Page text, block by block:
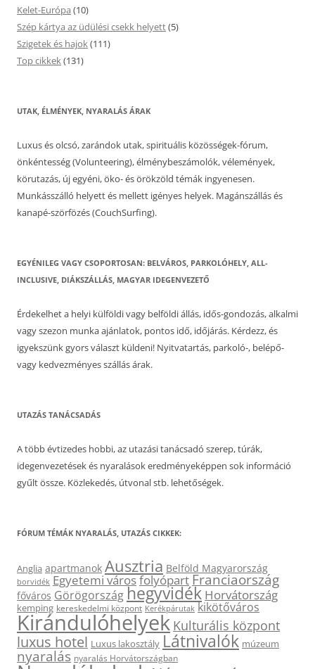
Kelet-Európa (10)
Szép kártya az üdülési csekk helyett(5)
Szigetek és hajok(111)
Top cikkek(131)
UTAK, ÉLMÉNYEK, NYARALÁS ÁRAK
Luxus és olcsó, zarándok utak, spirituális közösségek-fórum,
önkéntesség (Volunteering), élménybeszámolók, vélemények,
körutazás, új egyéni, öko- és örökzöld témák ingyenesen.
Munkásszálló helyett és mellett igényes helyek. Magánszállás és
kanapé-szörfözés (CouchSurfing).
EGYÉNILEG VAGY CSOPORTOSAN: BELVÁROS, PARKOLÓHELY, ALL-
INCLUSIVE, DIÁKSZÁLLÁS, MAGYAR IDEGENVEZETŐ
Érdekelhet a helyi külföldi vagy belföldi állás, idős-gondozás, alkalmi
vagy szezon munka ajánlatok, pontos idő, időjárás. Kérdezz, és
igyekszünk gyors választ küldeni! Nyitvatartás, parkoló-, belépő-
vagy kedvezményes szállás árak.
UTAZÁS TANÁCSADÁS
A több évtizedes hobbi, az utazási tanácsadó szerep, túrák,
idegenvezetések és nyaralások eredményeképpen sok információ
gyűlt össze. Közlekedés, útvonal stb. lehetőségek.
FÓRUM TÉMÁK NYARALÁS, UTAZÁS CIKKEK:
Anglia apartmanok Ausztria Belföld Magyarország
borvidék Egyetemi városfolyópartFranciaország
főváros Görögországhegyvidék Horvátország
kemping kereskedelmi központ Kerékpárutak kikötőváros
Kirándulóhelyek Kulturális központ
luxus hotel Luxus lakosztály Látnivalók múzeum
nyaralás nyaralás Horvátországban